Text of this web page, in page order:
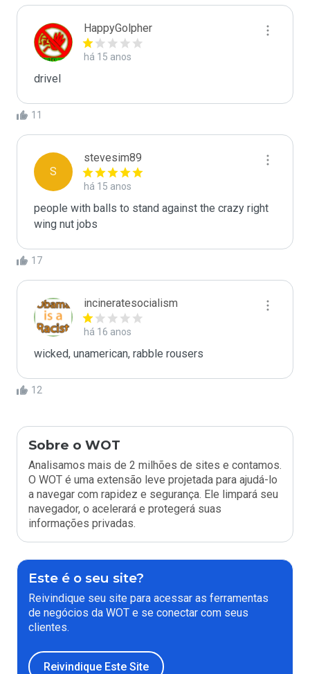
HappyGolpher
há 15 anos
drivel
11
S
stevesim89
há 15 anos
people with balls to stand against the crazy right
wing nut jobs
17
incineratesocialism
há 16 anos
wicked, unamerican, rabble rousers
12
Sobre o WOT
Analisamos mais de 2 milhões de sites e contamos.
O WOT é uma extensão leve projetada para ajudá-lo
a navegar com rapidez e segurança. Ele limpará seu
navegador, o acelerará e protegerá suas
informações privadas.
Este é o seu site?
Reivindique seu site para acessar as ferramentas
de negócios da WOT e se conectar com seus
clientes.
Reivindique Este Site